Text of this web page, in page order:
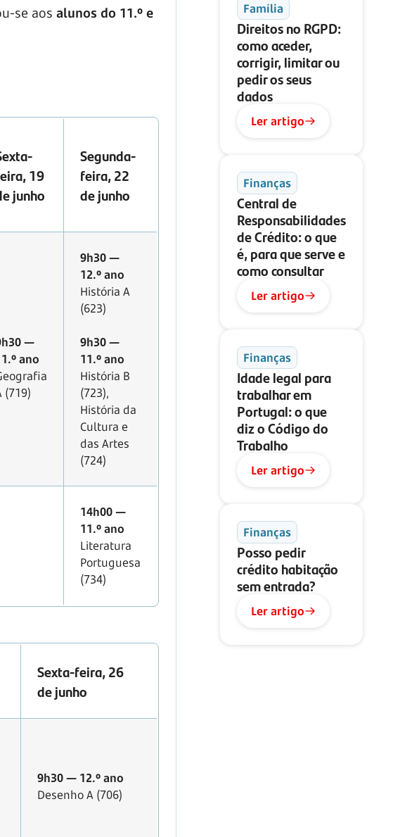
se aos alunos do 11.º e
19
junho
Segunda-
feira, 22
de junho
—
ano
(719)
9h30 —
12.º ano
História A
(623)
9h30 —
11.º ano
História B
(723),
História da
Cultura e
das Artes
(724)
14h00 —
11.º ano
Literatura
Portuguesa
(734)
Sexta-feira, 26
de junho
9h30 — 12.º ano
Desenho A (706)
Família
Direitos no RGPD:
como aceder,
corrigir, limitar ou
pedir os seus
dados
Ler artigo
Finanças
Central de
Responsabilidades
de Crédito: o que
é, para que serve e
como consultar
Ler artigo
Finanças
Idade legal para
trabalhar em
Portugal: o que
diz o Código do
Trabalho
Ler artigo
Finanças
Posso pedir
crédito habitação
sem entrada?
Ler artigo